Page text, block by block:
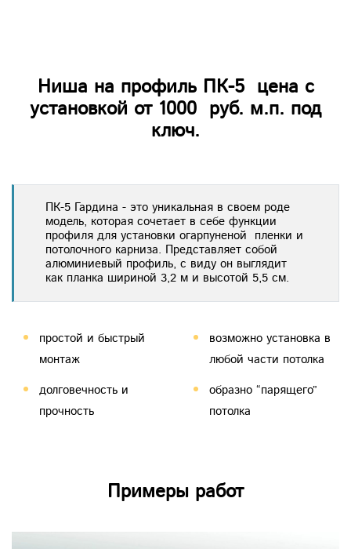
Ниша на профиль ПК-5 цена с
установкой от 1000 руб. м.п. под
ключ.
ПК-5 Гардина - это уникальная в своем роде
модель, которая сочетает в себе функции
профиля для установки огарпуненой пленки и
потолочного карниза. Представляет собой
алюминиевый профиль, с виду он выглядит
как планка шириной 3,2 м и высотой 5,5 см.
простой и быстрый
монтаж
долговечность и
прочность
возможно установка в
любой части потолка
образно “парящего”
потолка
Примеры работ